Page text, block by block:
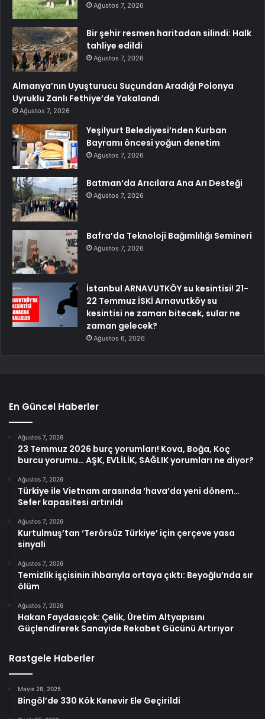
Ağustos 7, 2026
Bir şehir resmen haritadan silindi: Halk
tahliye edildi
Ağustos 7, 2026
Almanya’nın Uyuşturucu Suçundan Aradığı Polonya
Uyruklu Zanlı Fethiye’de Yakalandı
Ağustos 7, 2026
Yeşilyurt Belediyesi’nden Kurban
Bayramı öncesi yoğun denetim
Ağustos 7, 2026
Batman’da Arıcılara Ana Arı Desteği
Ağustos 7, 2026
Bafra’da Teknoloji Bağımlılığı Semineri
Ağustos 7, 2026
İstanbul ARNAVUTKÖY su kesintisi! 21-
22 Temmuz İSKİ Arnavutköy su
kesintisi ne zaman bitecek, sular ne
zaman gelecek?
Ağustos 6, 2026
En Güncel Haberler
Ağustos 7, 2026
23 Temmuz 2026 burç yorumları! Kova, Boğa, Koç
burcu yorumu… AŞK, EVLİLİK, SAĞLIK yorumları ne diyor?
Ağustos 7, 2026
Türkiye ile Vietnam arasında ‘hava’da yeni dönem…
Sefer kapasitesi artırıldı
Ağustos 7, 2026
Kurtulmuş’tan ‘Terörsüz Türkiye’ için çerçeve yasa
sinyali
Ağustos 7, 2026
Temizlik işçisinin ihbarıyla ortaya çıktı: Beyoğlu’nda sır
ölüm
Ağustos 7, 2026
Hakan Faydasıçok: Çelik, Üretim Altyapısını
Güçlendirerek Sanayide Rekabet Gücünü Artırıyor
Rastgele Haberler
Mayıs 28, 2025
Bingöl’de 330 Kök Kenevir Ele Geçirildi